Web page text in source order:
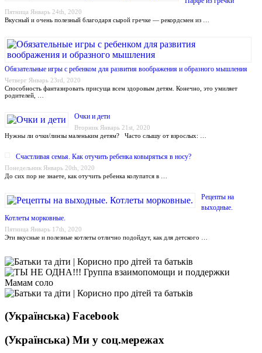
Пятница Январь 24th, 2020
Вкусный и очень полезный благодаря сырой гречке — рекордсмен из …
Обязательные игры с ребенком для развития воображения и образного мышления
Четверг Январь 23rd, 2020
Способность фантазировать присуща всем здоровым детям. Конечно, это умиляет
родителей, …
Очки и дети
Вторник Январь 21st, 2020
Нужны ли очки/линзы маленьким детям? Часто слышу от взрослых: …
Счастливая семья. Как отучить ребенка ковыряться в носу?
Понедельник Январь 20th, 2020
До сих пор не знаете, как отучить ребенка колупатся в …
Рецепты на
выходные.
Котлеты морковные.
Пятница Январь 17th, 2020
Эти вкусные и полезные котлеты отлично подойдут, как для детского …
(Українська) Facebook
(Українська) Ми у соц.мережах